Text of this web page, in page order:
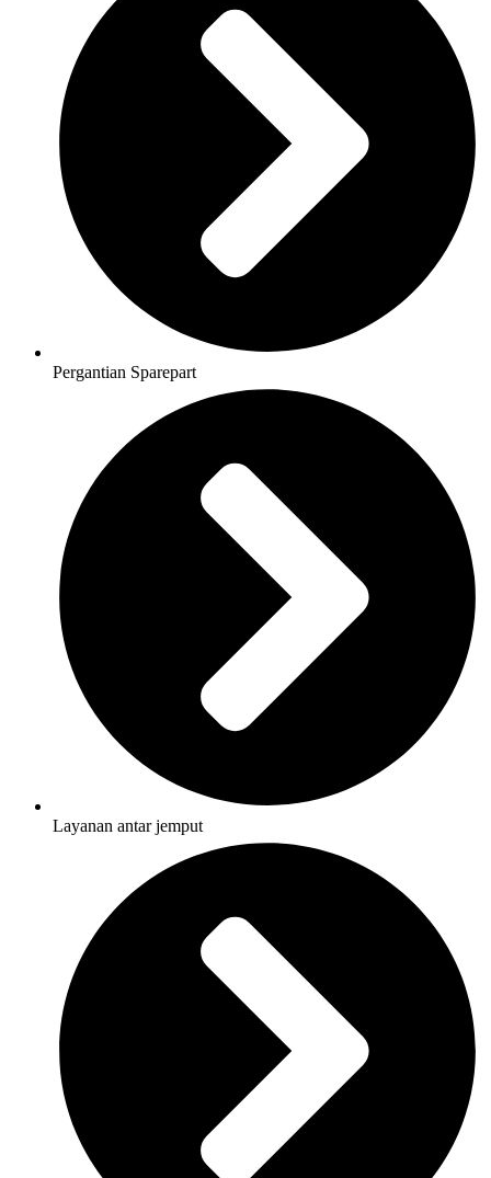
Pergantian Sparepart
Layanan antar jemput